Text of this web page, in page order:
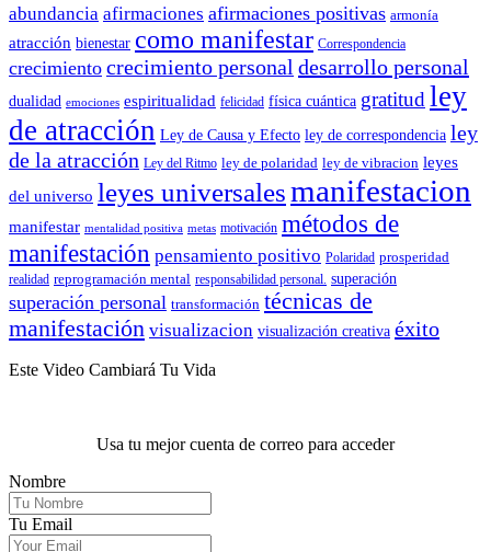
abundancia afirmaciones afirmaciones positivas armonía
atracción bienestar como manifestar Correspondencia
crecimiento crecimiento personal desarrollo personal
dualidad emociones espiritualidad felicidad física cuántica gratitud ley
de atracción Ley de Causa y Efecto ley de correspondencia ley
de la atracción Ley del Ritmo ley de polaridad ley de vibracion leyes
del universo leyes universalesmanifestacion
manifestar mentalidad positiva metas motivación métodos de
manifestación pensamiento positivo Polaridad prosperidad
realidad reprogramación mental responsabilidad personal. superación
superación personal transformación técnicas de
manifestación visualizacion visualización creativa éxito
Este Video Cambiará Tu Vida
Usa tu mejor cuenta de correo para acceder
Nombre
Tu Email